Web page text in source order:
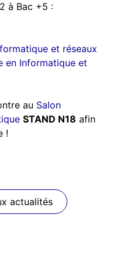
à Bac +5 :
et réseaux
en Informatique et
au Salon
STAND N18 afin
!
actualités